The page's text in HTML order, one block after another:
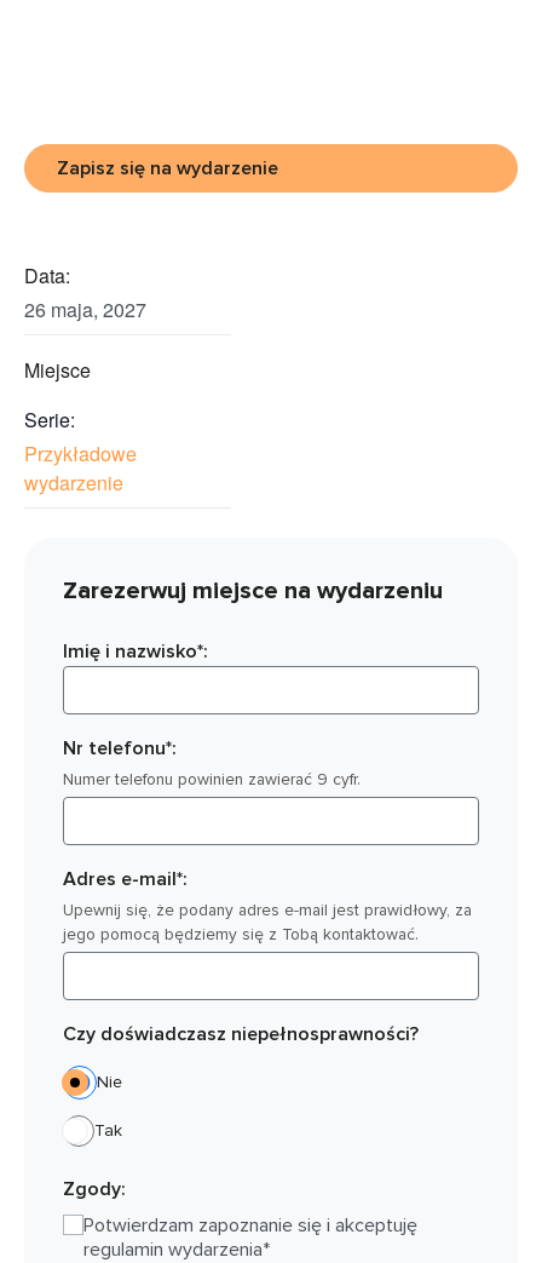
Zapisz się na wydarzenie
Data:
26 maja, 2027
Miejsce
Serie:
Przykładowe
wydarzenie
Zarezerwuj miejsce na wydarzeniu
Imię i nazwisko*:
Nr telefonu*:
Numer telefonu powinien zawierać 9 cyfr.
Adres e-mail*:
Upewnij się, że podany adres e-mail jest prawidłowy, za
jego pomocą będziemy się z Tobą kontaktować.
Czy doświadczasz niepełnosprawności?
Nie
Tak
Zgody:
Potwierdzam zapoznanie się i akceptuję
regulamin wydarzenia*